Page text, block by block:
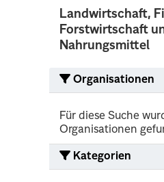
Landwirtschaft,
Forstwirtschaft
Nahrungsmittel
Organisationen
Für diese Suche
Organisationen
Kategorien